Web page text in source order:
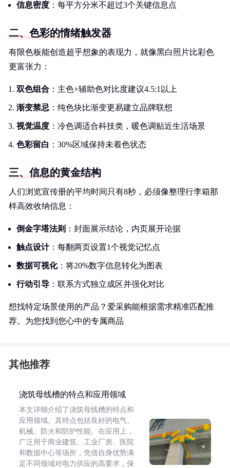
信息密度 ：每平方分米不超过3个关键信息点
二、色彩的情绪触发器
有限色板能创造超乎想象的表现力，就像黑白照片比彩色
更富张力：
双色组合 ：主色+辅助色对比度建议4.5:1以上
渐变禁忌 ：纯色块比渐变更易建立品牌联想
视觉温度 ：冷色调适合科技类，暖色调贴近生活场景
色彩留白 ：30%区域保持未着色状态
三、信息的黄金结构
人们浏览宣传册的平均时间只有8秒，必须像整理行李箱那
样高效收纳信息：
倒金字塔法则 ：封面展示结论，内页展开论据
触点设计：每翻两页设置1个视觉记忆点
数据可视化：将20%数字信息转化为图表
行动引导 ：联系方式独立成区并强化对比
想找特定场景使用的产品？爱采购能根据需求精准匹配推
荐。为您找到您心中的专属商品
其他推荐
浇筑母线槽的特点和应用领域
本文详细介绍了浇筑母线槽的特点和
应用领域。其特点包括良好的电气、
机械、防火和防护性能。在应用上，
广泛用于商业建筑、工业厂房、医院
和数据中心等场所，凭借自身优势满
足不同领域对电力供应的高要求，保